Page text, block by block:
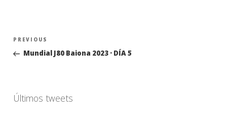
Navegación
entradas
Previous
Post
PREVIOUS
Mundial J80 Baiona 2023 · DÍA 5
Últimos tweets